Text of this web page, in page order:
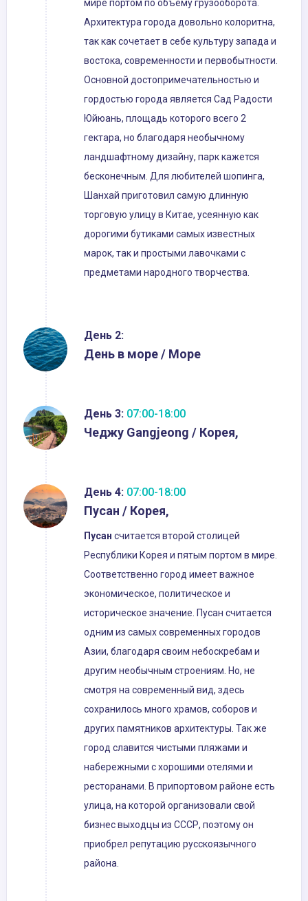
мире портом по объему грузооборота.
Архитектура города довольно колоритна,
так как сочетает в себе культуру запада и
востока, современности и первобытности.
Основной достопримечательностью и
гордостью города является Сад Радости
Юйюань, площадь которого всего 2
гектара, но благодаря необычному
ландшафтному дизайну, парк кажется
бесконечным. Для любителей шопинга,
Шанхай приготовил самую длинную
торговую улицу в Китае, усеянную как
дорогими бутиками самых известных
марок, так и простыми лавочками с
предметами народного творчества.
День 2:
День в море / Море
День 3: 07:00-18:00
Чеджу Gangjeong / Корея,
День 4: 07:00-18:00
Пусан / Корея,
Пусан считается второй столицей
Республики Корея и пятым портом в мире.
Соответственно город имеет важное
экономическое, политическое и
историческое значение. Пусан считается
одним из самых современных городов
Азии, благодаря своим небоскребам и
другим необычным строениям. Но, не
смотря на современный вид, здесь
сохранилось много храмов, соборов и
других памятников архитектуры. Так же
город славится чистыми пляжами и
набережными с хорошими отелями и
ресторанами. В припортовом районе есть
улица, на которой организовали свой
бизнес выходцы из СССР, поэтому он
приобрел репутацию русскоязычного
района.